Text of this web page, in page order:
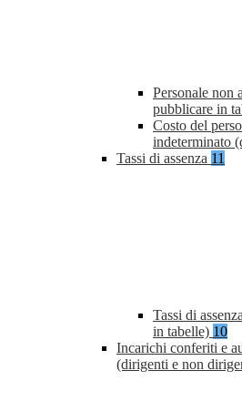
Personale non
pubblicare in
Costo del
indeterminato
Tassi di assenza 11
Tassi di
in tabelle) 10
Incarichi conferiti e
(dirigenti e non